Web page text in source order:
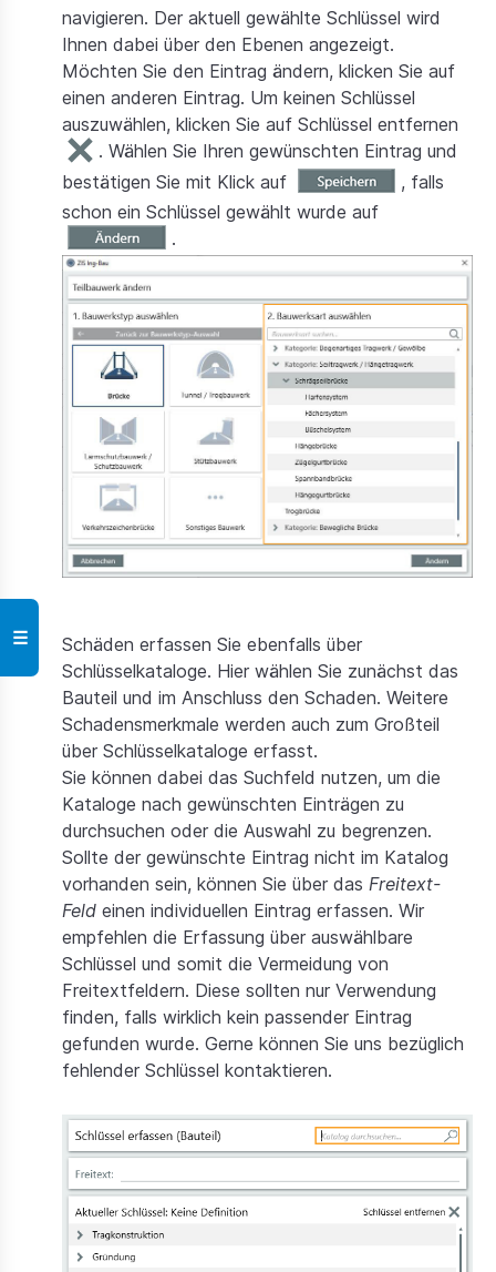
☰
navigieren. Der aktuell gewählte Schlüssel wird
Ihnen dabei über den Ebenen angezeigt.
Möchten Sie den Eintrag ändern, klicken Sie auf
einen anderen Eintrag. Um keinen Schlüssel
auszuwählen, klicken Sie auf Schlüssel entfernen
. Wählen Sie Ihren gewünschten Eintrag und
bestätigen Sie mit Klick auf
, falls
schon ein Schlüssel gewählt wurde auf
.
Schäden erfassen Sie ebenfalls über
Schlüsselkataloge. Hier wählen Sie zunächst das
Bauteil und im Anschluss den Schaden. Weitere
Schadensmerkmale werden auch zum Großteil
über Schlüsselkataloge erfasst.
Sie können dabei das Suchfeld nutzen, um die
Kataloge nach gewünschten Einträgen zu
durchsuchen oder die Auswahl zu begrenzen.
Sollte der gewünschte Eintrag nicht im Katalog
vorhanden sein, können Sie über das Freitext-
Feld einen individuellen Eintrag erfassen. Wir
empfehlen die Erfassung über auswählbare
Schlüssel und somit die Vermeidung von
Freitextfeldern. Diese sollten nur Verwendung
finden, falls wirklich kein passender Eintrag
gefunden wurde. Gerne können Sie uns bezüglich
fehlender Schlüssel kontaktieren.